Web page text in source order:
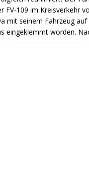
FV-109 im Kreisverkehr
mit seinem Fahrzeug
eingeklemmt worden.